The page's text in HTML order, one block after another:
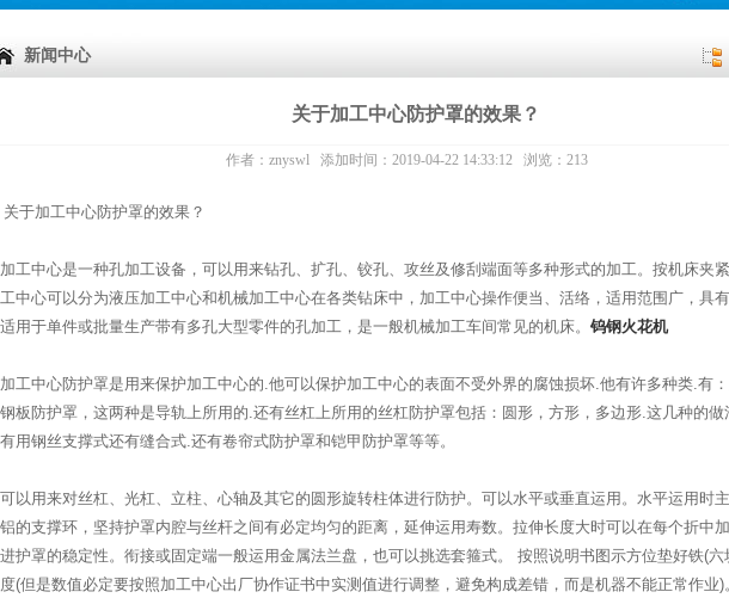
新闻中心
关于加工中心防护罩的效果？
作者： znyswl 添加时间：2019-04-22 14:33:12 浏览： 213
关于加工中心防护罩的效果？
加工中心是一种孔加工设备，可以用来钻孔、扩孔、铰孔、攻丝及修刮端面等多种形式的加工。按机床夹
工中心可以分为液压加工中心和机械加工中心在各类钻床中，加工中心操作便当、活络，适用范围广，具
适用于单件或批量生产带有多孔大型零件的孔加工，是一般机械加工车间常见的机床。 钨钢火花机
加工中心防护罩是用来保护加工中心的.他可以保护加工中心的表面不受外界的腐蚀损坏.他有许多种类.有：
钢板防护罩，这两种是导轨上所用的.还有丝杠上所用的丝杠防护罩包括：圆形，方形，多边形.这几种的做
有用钢丝支撑式还有缝合式.还有卷帘式防护罩和铠甲防护罩等等。
可以用来对丝杠、光杠、立柱、心轴及其它的圆形旋转柱体进行防护。可以水平或垂直运用。水平运用时
铝的支撑环，坚持护罩内腔与丝杆之间有必定均匀的距离，延伸运用寿数。拉伸长度大时可以在每个折中
进护罩的稳定性。衔接或固定端一般运用金属法兰盘，也可以挑选套箍式。 按照说明书图示方位垫好铁(六
度(但是数值必定要按照加工中心出厂协作证书中实测值进行调整，避免构成差错，而是机器不能正常作业